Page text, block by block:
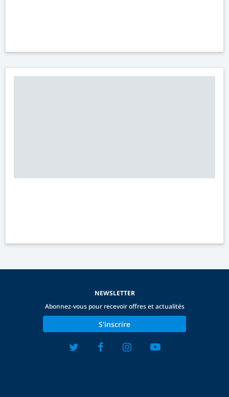
NEWSLETTER
Abonnez-vous pour recevoir offres et actualités
S'inscrire